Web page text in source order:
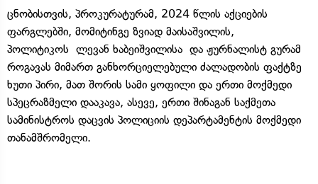
ცნობისთვის, პროკურატურამ, 2024 წლის აქციების
ფარგლებში, მომიტინგე ზვიად მაისაშვილის,
პოლიტიკოს ლევან ხაბეიშვილისა და ჟურნალისტ გურამ
როგავას მიმართ განხორციელებული ძალადობის ფაქტზე
ხუთი პირი, მათ შორის სამი ყოფილი და ერთი მოქმედი
სპეცრაზმელი დააკავა, ასევე, ერთი შინაგან საქმეთა
სამინისტროს დაცვის პოლიციის დეპარტამენტის მოქმედი
თანამშრომელი.